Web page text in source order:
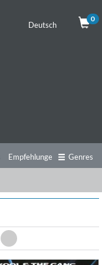
Deutsch
0
Empfehlungen Genres